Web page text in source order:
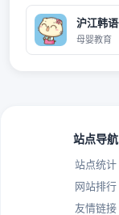
沪江韩
母婴教育
站点导航
站点统计
网站排行
友情链接